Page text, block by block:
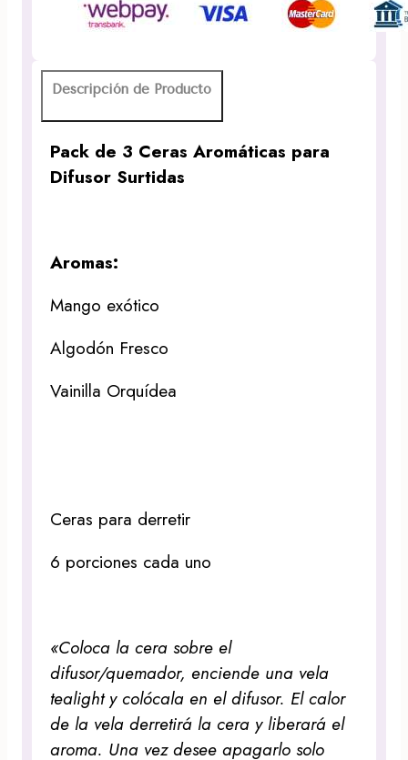
Descripción de Producto
Pack de 3 Ceras Aromáticas para
Difusor Surtidas
Aromas:
Mango exótico
Algodón Fresco
Vainilla Orquídea
Ceras para derretir
6 porciones cada uno
«Coloca la cera sobre el
difusor/quemador, enciende una vela
tealight y colócala en el difusor. El calor
de la vela derretirá la cera y liberará el
aroma. Una vez desee apagarlo solo